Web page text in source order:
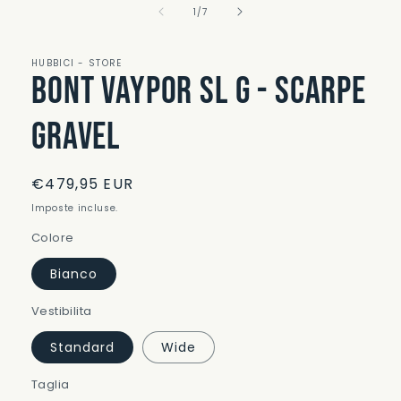
modale
1 /su
7
HUBBICI - STORE
Bont Vaypor SL G - Scarpe
Gravel
Prezzo
di
€479,95 EUR
Imposte incluse.
Colore
Bianco
Vestibilita
Standard Wide
Taglia